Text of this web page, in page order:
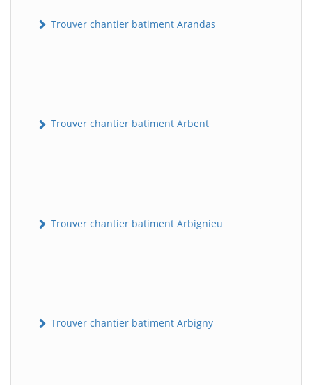
Trouver chantier batiment Arandas
Trouver chantier batiment Arbent
Trouver chantier batiment Arbignieu
Trouver chantier batiment Arbigny